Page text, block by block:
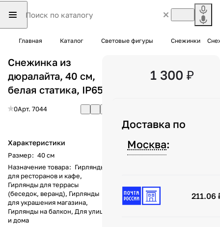
Главная Каталог Световые фигуры Снежинки
Снежинка из
дюралайта, 40 см,
белая статика, IP65
0Арт. 7044
Характеристики
Размер: 40 см
Назначение товара: Гирлянды
для ресторанов и кафе,
Гирлянды для террасы
(беседок, веранд), Гирлянды
для украшения магазина,
Гирлянды на балкон, Для улицы
и дома
1 300 ₽
Доставка по
Москва:
211.06